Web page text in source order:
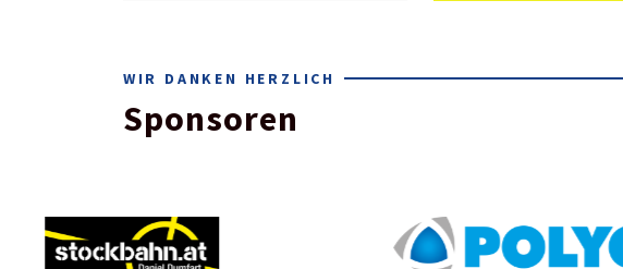
WIR DANKEN HERZLICH
Sponsoren